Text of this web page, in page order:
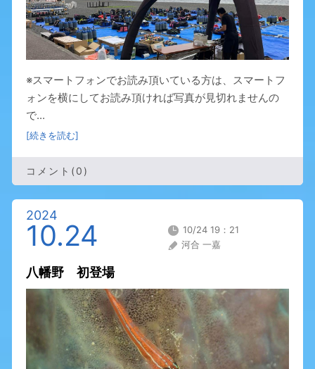
※スマートフォンでお読み頂いている方は、スマートフ
ォンを横にしてお読み頂ければ写真が見切れませんの
で...
[続きを読む]
コメント(0)
2024
10.24
10/24 19：21
河合 一嘉
八幡野 初登場